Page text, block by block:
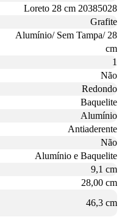
Loreto 28 cm 20385028
Grafite
Alumínio/ Sem Tampa/ 28
cm
1
Não
Redondo
Baquelite
Alumínio
Antiaderente
Não
Alumínio e Baquelite
9,1 cm
28,00 cm
46,3 cm